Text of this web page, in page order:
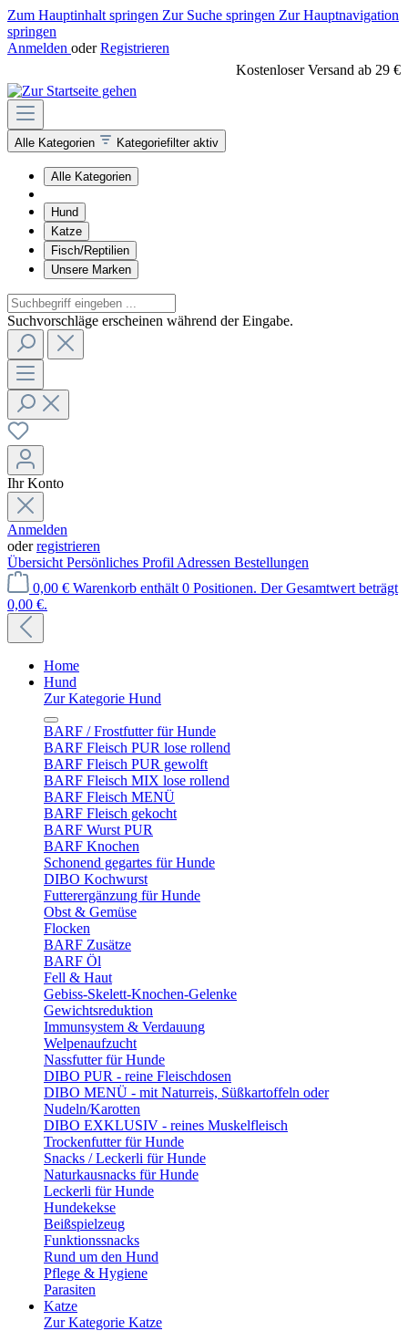
Zum Hauptinhalt springen Zur Suche springen Zur Hauptnavigation
springen
Anmelden oder Registrieren
Kostenloser Versand ab 29 €
Alle Kategorien Kategoriefilter aktiv
Alle Kategorien
Hund
Katze
Fisch/Reptilien
Unsere Marken
Suchvorschläge erscheinen während der Eingabe.
Ihr Konto
Anmelden
oderregistrieren
Übersicht Persönliches Profil Adressen Bestellungen
0,00 € Warenkorb enthält 0 Positionen. Der Gesamtwert beträgt
0,00 €.
Home
Hund
Zur Kategorie Hund
BARF / Frostfutter für Hunde
BARF Fleisch PUR lose rollend
BARF Fleisch PUR gewolft
BARF Fleisch MIX lose rollend
BARF Fleisch MENÜ
BARF Fleisch gekocht
BARF Wurst PUR
BARF Knochen
Schonend gegartes für Hunde
DIBO Kochwurst
Futterergänzung für Hunde
Obst & Gemüse
Flocken
BARF Zusätze
BARF Öl
Fell & Haut
Gebiss-Skelett-Knochen-Gelenke
Gewichtsreduktion
Immunsystem & Verdauung
Welpenaufzucht
Nassfutter für Hunde
DIBO PUR - reine Fleischdosen
DIBO MENÜ - mit Naturreis, Süßkartoffeln oder
Nudeln/Karotten
DIBO EXKLUSIV - reines Muskelfleisch
Trockenfutter für Hunde
Snacks / Leckerli für Hunde
Naturkausnacks für Hunde
Leckerli für Hunde
Hundekekse
Beißspielzeug
Funktionssnacks
Rund um den Hund
Pflege & Hygiene
Parasiten
Katze
Zur Kategorie Katze